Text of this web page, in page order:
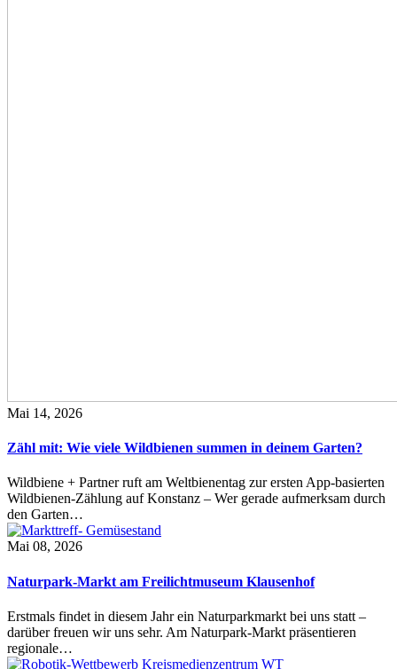
Mai 14, 2026
Zähl mit: Wie viele Wildbienen summen in deinem Garten?
Wildbiene + Partner ruft am Weltbienentag zur ersten App-basierten
Wildbienen-Zählung auf Konstanz – Wer gerade aufmerksam durch
den Garten…
Mai 08, 2026
Naturpark-Markt am Freilichtmuseum Klausenhof
Erstmals findet in diesem Jahr ein Naturparkmarkt bei uns statt –
darüber freuen wir uns sehr. Am Naturpark-Markt präsentieren
regionale…